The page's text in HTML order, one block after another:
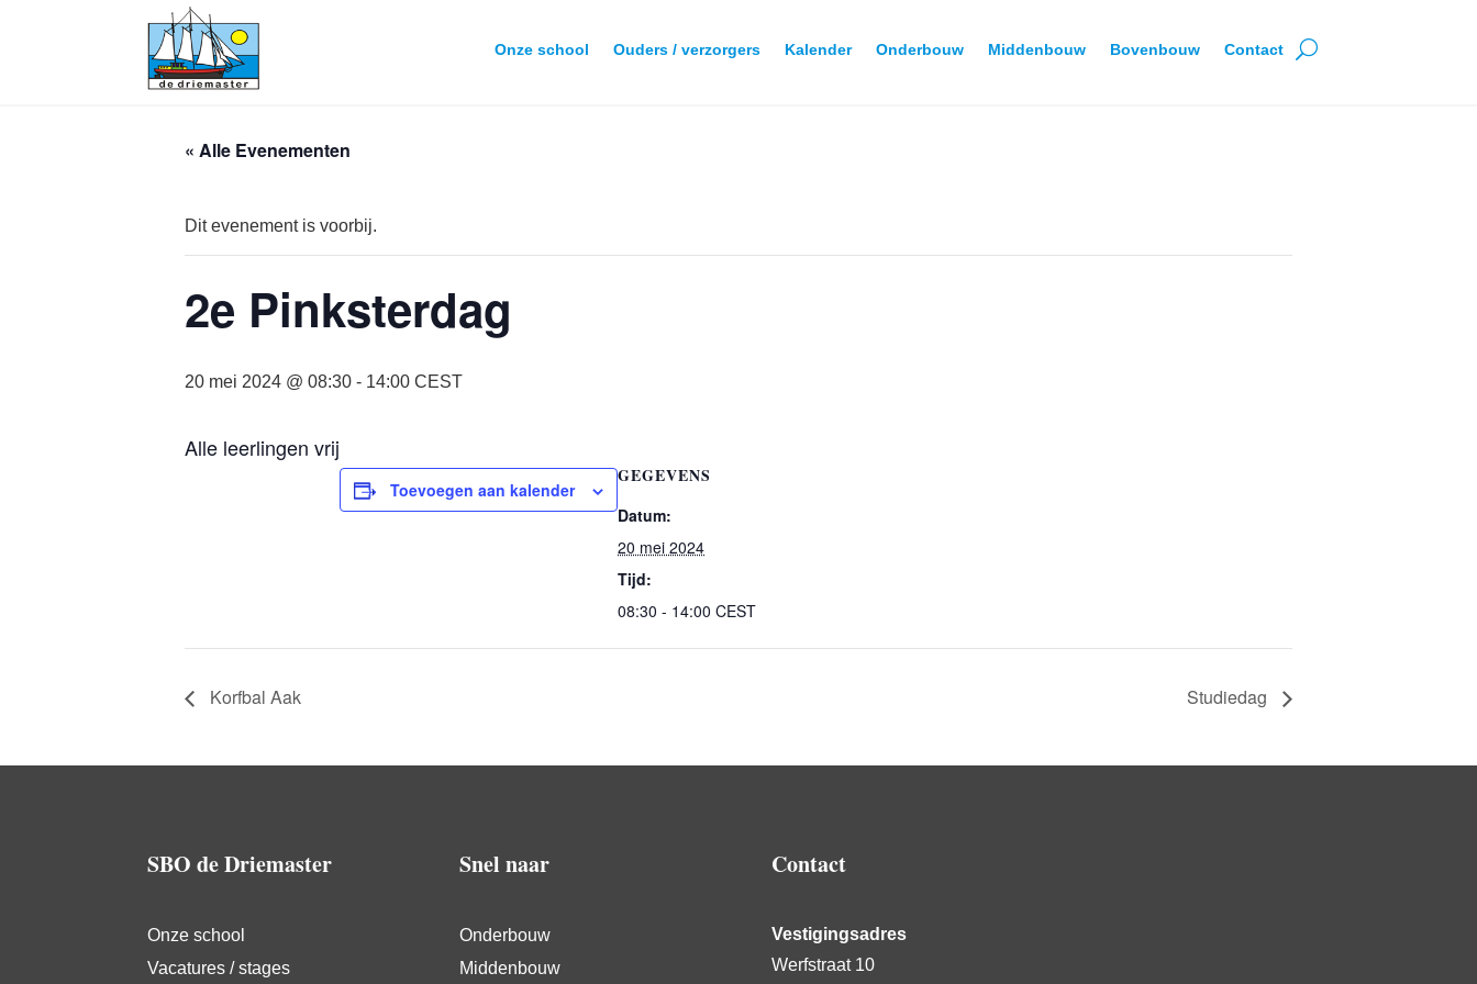
Onze school Ouders / verzorgers Kalender Onderbouw Middenbouw Bovenbouw Contact
« Alle Evenementen
Dit evenement is voorbij.
2e Pinksterdag
20 mei 2024 @ 08:30 - 14:00 CEST
Alle leerlingen vrij
Toevoegen aan kalender
GEGEVENS
Datum:
20 mei 2024
Tijd:
08:30 - 14:00 CEST
Korfbal Aak Studiedag
SBO de Driemaster
Onze school
Vacatures / stages
Snel naar
Onderbouw
Middenbouw
Contact
Vestigingsadres
Werfstraat 10